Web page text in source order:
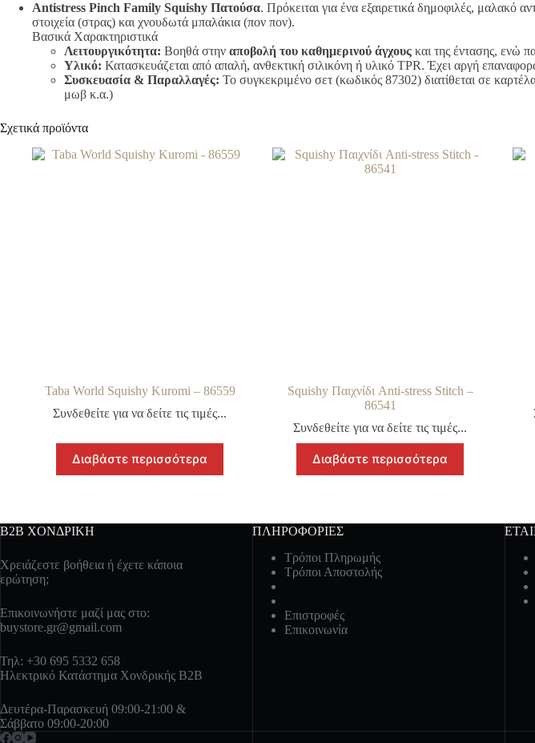
Antistress Pinch Family Squishy Πατούσα. Πρόκειται για ένα εξαιρετικά δημοφιλές, μαλακό
στοιχεία (στρας) και χνουδωτά μπαλάκια (πον πον).
Βασικά Χαρακτηριστικά
Λειτουργικότητα: Βοηθά στην αποβολή του καθημερινού άγχους και της έντασης, ενώ
Υλικό: Κατασκευάζεται από απαλή, ανθεκτική σιλικόνη ή υλικό TPR. Έχει αργή
Συσκευασία & Παραλλαγές: Το συγκεκριμένο σετ (κωδικός 87302) διατίθεται σε
μωβ κ.α.)
Σχετικά προϊόντα
Taba World Squishy Kuromi – 86559
Συνδεθείτε για να δείτε τις τιμές...
Διαβάστε περισσότερα
Squishy Παιχνίδι Anti-stress Stitch –
86541
Συνδεθείτε για να δείτε τις τιμές...
Διαβάστε περισσότερα
B2B ΧΟΝΔΡΙΚΗ
Χρειάζεστε βοήθεια ή έχετε κάποια
ερώτηση;
Επικοινωνήστε μαζί μας στο:
buystore.gr@gmail.com
Τηλ: +30 695 5332 658
Ηλεκτρικό Κατάστημα Χονδρικής B2B
Δευτέρα-Παρασκευή 09:00-21:00 &
Σάββατο 09:00-20:00
ΠΛΗΡΟΦΟΡΙΕΣ
Τρόποι Πληρωμής
Τρόποι Αποστολής
Επιστροφές
Επικοινωνία